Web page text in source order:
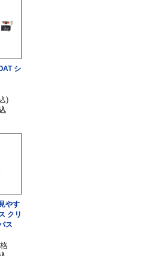
シ
)
やす
クリ
ス